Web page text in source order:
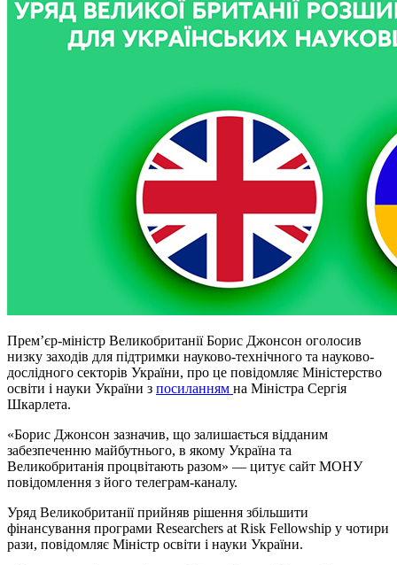
Прем’єр-міністр Великобританії Борис Джонсон оголосив
низку заходів для підтримки науково-технічного та науково-
дослідного секторів України, про це повідомляє Міністерство
освіти і науки України з посиланням на Міністра Сергія
Шкарлета.
«Борис Джонсон зазначив, що залишається відданим
забезпеченню майбутнього, в якому Україна та
Великобританія процвітають разом» — цитує сайт МОНУ
повідомлення з його телеграм-каналу.
Уряд Великобританії прийняв рішення збільшити
фінансування програми Researchers at Risk Fellowship у чотири
рази, повідомляє Міністр освіти і науки України.